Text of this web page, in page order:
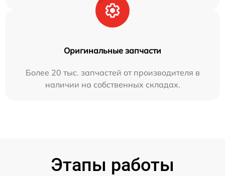
Оригинальные запчасти
Более 20 тыс. запчастей от производителя в
наличии на собственных складах.
Этапы работы